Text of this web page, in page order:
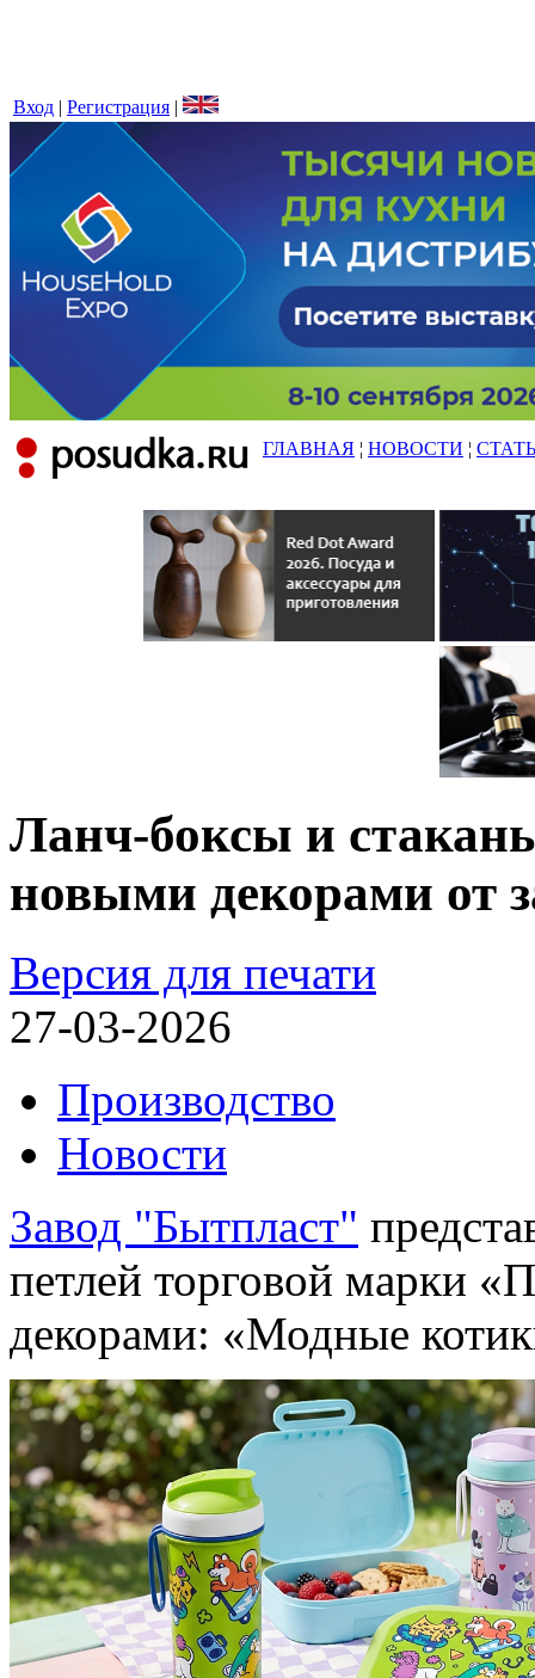
Вход | Регистрация |
ГЛАВНАЯ ¦ НОВОСТИ ¦
Ланч-боксы и
новыми декорами от
Версия для печати
27-03-2026
Производство
Новости
Завод "Бытпласт"
петлей торговой марки
декорами: «Модные